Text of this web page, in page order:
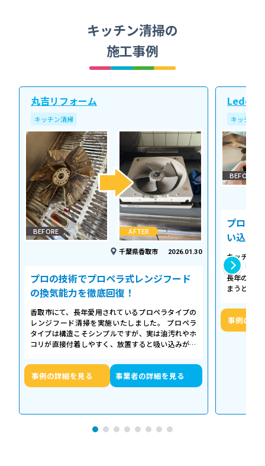
キッチン清掃の
施工事例
丸吉リフォーム
キッチン清掃
BEFORE AFTER
千葉県香取市 2026.01.30
プロの技術でプロペラ式レンジフード
の換気能力を徹底回復！
香取市にて、長年愛用されているプロペラタイプの
レンジフード清掃を実施いたしました。 プロペラ
タイプは構造こそシンプルですが、実は油汚れやホ
コリが直接付着しやすく、放置すると吸い込みが悪
事例の詳細を見る 事業者の詳細を見る
Ledope
キッチン清
BEFORE
プロの
い込み
キッチン
える「シ
長年の調
まうとご
事例の詳